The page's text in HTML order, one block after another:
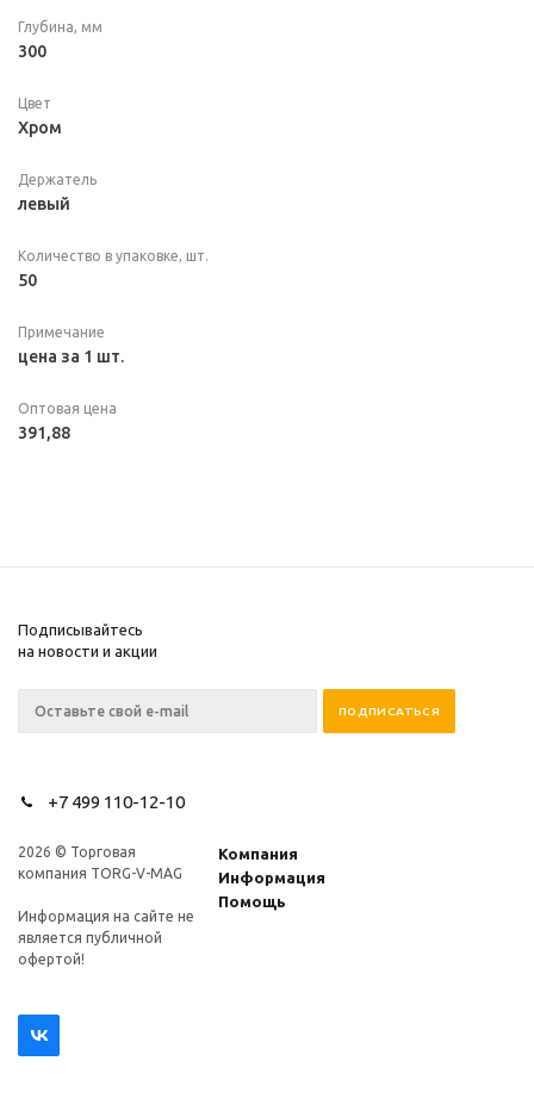
Глубина, мм
300
Цвет
Хром
Держатель
левый
Количество в упаковке, шт.
50
Примечание
цена за 1 шт.
Оптовая цена
391,88
Подписывайтесь
на новости и акции
+7 499 110-12-10
2026 © Торговая
компания TORG-V-MAG
Информация на сайте не
является публичной
офертой!
Компания
Информация
Помощь